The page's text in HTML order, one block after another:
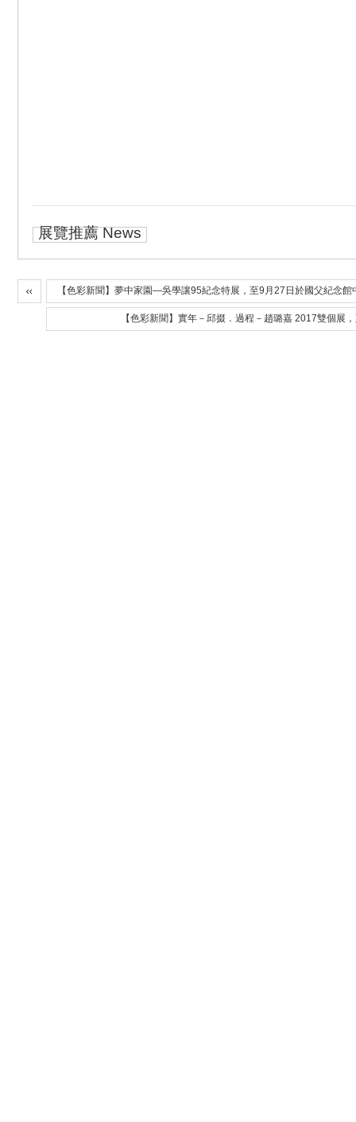
展覽推薦 News
【色彩新聞】夢中家園—吳學讓95紀念特展，至9月27日於國父紀念館
【色彩新聞】實年－邱掇．過程－趙璐嘉 2017雙個展